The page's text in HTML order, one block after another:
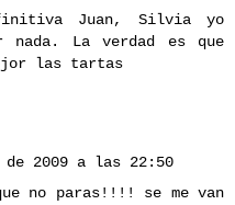
Juan, Silvia yo
nada. La verdad es que
las tartas
de 2009 a las 22:50
no paras!!!! se me van